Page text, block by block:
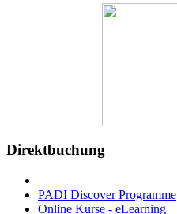
Direktbuchung
PADI Discover Programme
Online Kurse - eLearning